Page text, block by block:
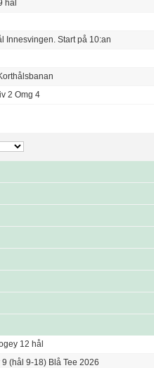
hål
Innesvingen. Start på 10:an
2 Omg 4
12 hål
(hål 9-18) Blå Tee 2026